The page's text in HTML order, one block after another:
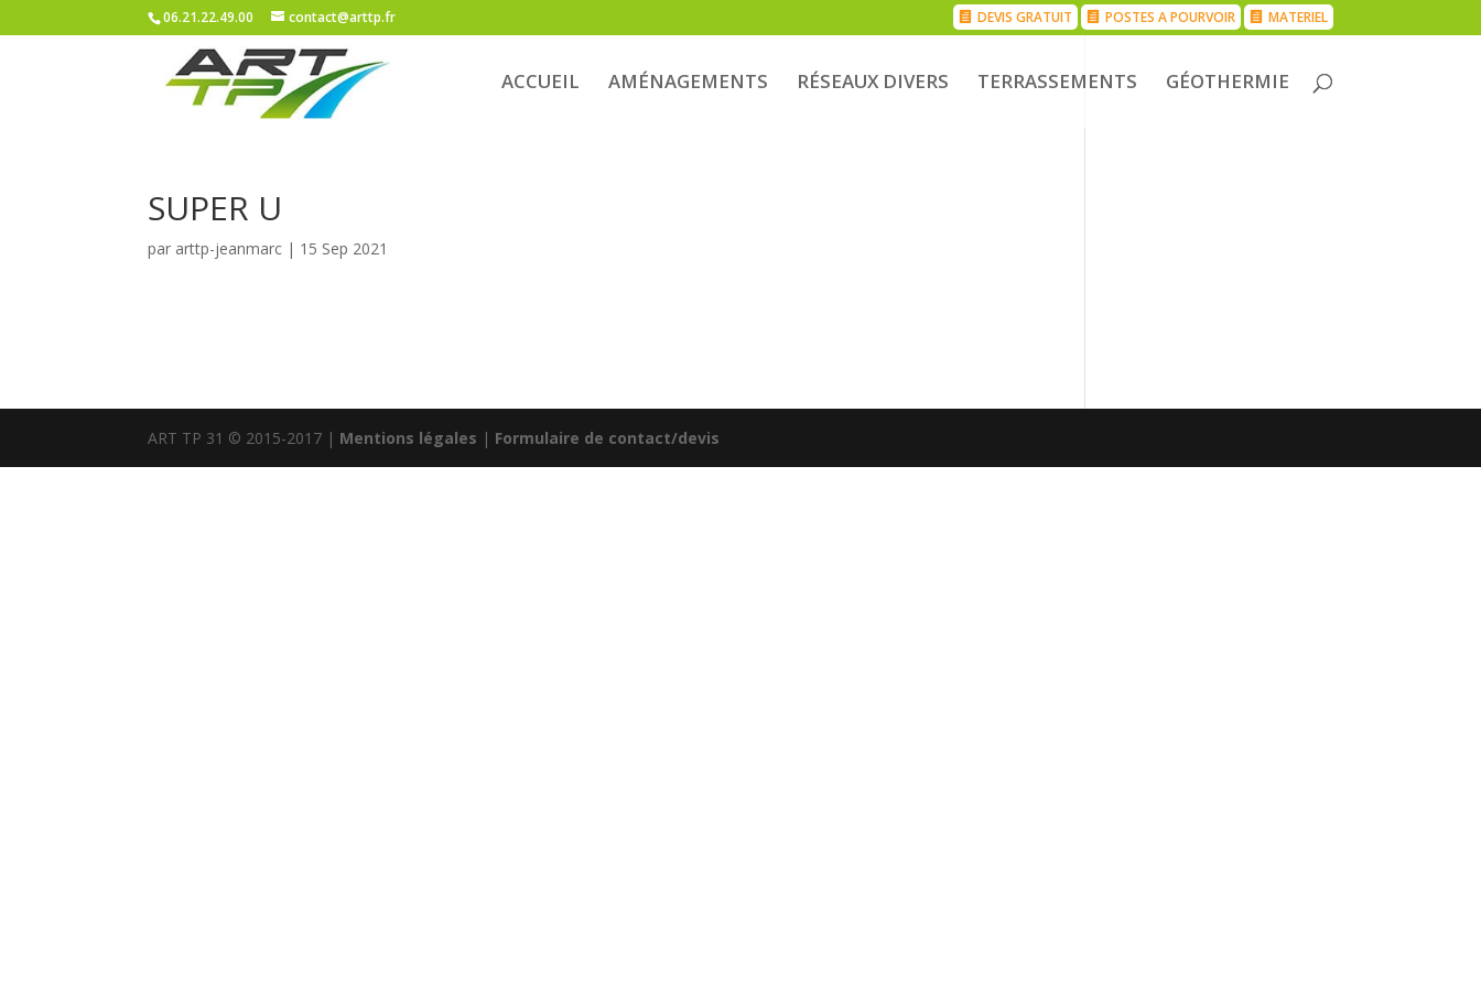
06.21.22.49.00 contact@arttp.fr DEVIS GRATUIT POSTES A POURVOIR MATERIEL
ACCUEIL AMÉNAGEMENTS RÉSEAUX DIVERS TERRASSEMENTS GÉOTHERMIE
SUPER U
par arttp-jeanmarc | 15 Sep 2021
ART TP 31 © 2015-2017 | Mentions légales | Formulaire de contact/devis